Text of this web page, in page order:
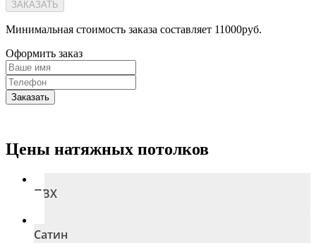
ЗАКАЗАТЬ
Минимальная стоимость заказа составляет 11000руб.
Оформить заказ
Заказать
Цены натяжных потолков
ПВХ
Сатин